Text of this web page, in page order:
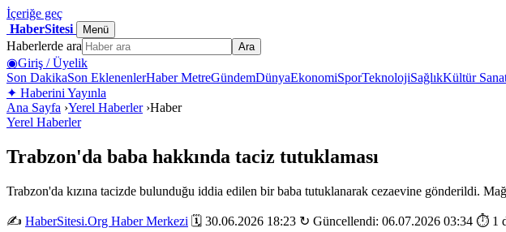
İçeriğe geç
HaberSitesi
Menü
Haberlerde ara Ara
◉Giriş / Üyelik
Son DakikaSon EklenenlerHaber MetreGündemDünyaEkonomiSporTeknolojiSağlıkKültür
✦ Haberini Yayınla
Ana Sayfa ›Yerel Haberler ›Haber
Yerel Haberler
Trabzon'da baba hakkında taciz tutuklaması
Trabzon'da kızına tacizde bulunduğu iddia edilen bir baba tutuklanarak cezaevine gönderildi.
✍️ HaberSitesi.Org Haber Merkezi 🗓️ 30.06.2026 18:23 ↻ Güncellendi: 06.07.2026 03:34 ⏱️ 1